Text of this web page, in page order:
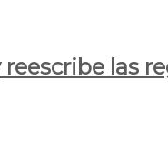
las